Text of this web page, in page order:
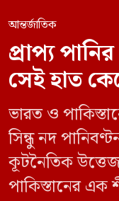
আন্তর্জাতিক
প্রাপ্য
সেই হাত
ভারত ও
সিন্ধু নদ
কূটনৈতিক
পাকিস্তানের এক